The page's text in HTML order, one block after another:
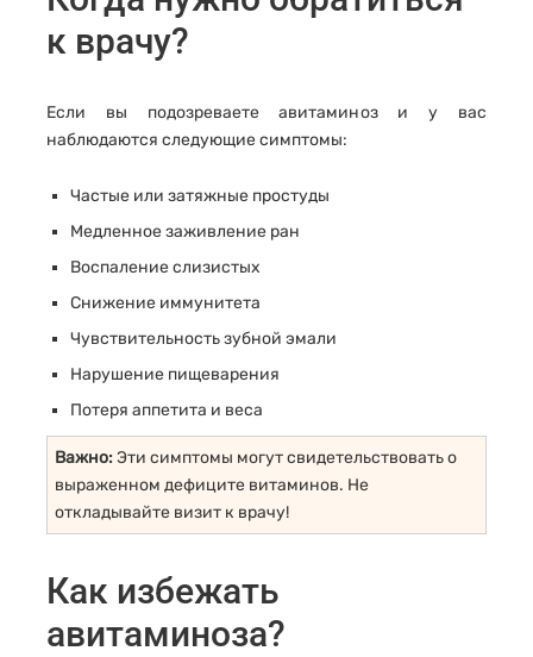
к врачу?
Если вы подозреваете авитаминоз и у вас
наблюдаются следующие симптомы:
Частые или затяжные простуды
Медленное заживление ран
Воспаление слизистых
Снижение иммунитета
Чувствительность зубной эмали
Нарушение пищеварения
Потеря аппетита и веса
Важно:Эти симптомы могут свидетельствовать о
выраженном дефиците витаминов. Не
откладывайте визит к врачу!
Как избежать
авитаминоза?